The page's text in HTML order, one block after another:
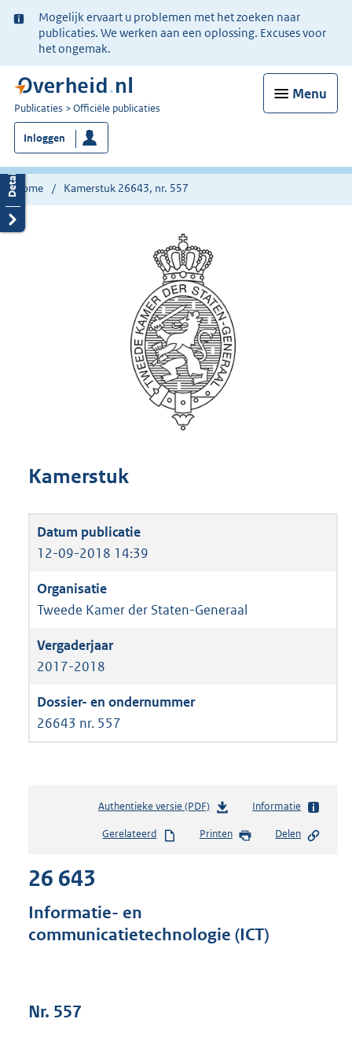
Ter
informatie:
Mogelijk ervaart u problemen met het zoeken naar
publicaties. We werken aan een oplossing. Excuses voor
het ongemak.
Menu
U
bent
nu
hier:
Publicaties Officiële publicaties
Inloggen
Home Kamerstuk 26643, nr. 557
Kamerstuk
12-09-2018 14:39
Tweede Kamer der Staten-Generaal
2017-2018
26643 nr. 557
Authentieke versie (PDF)b
s
g
Informatie
Gerelateerd Printen Delen
26 643
Informatie- en
communicatietechnologie (ICT)
Nr. 557